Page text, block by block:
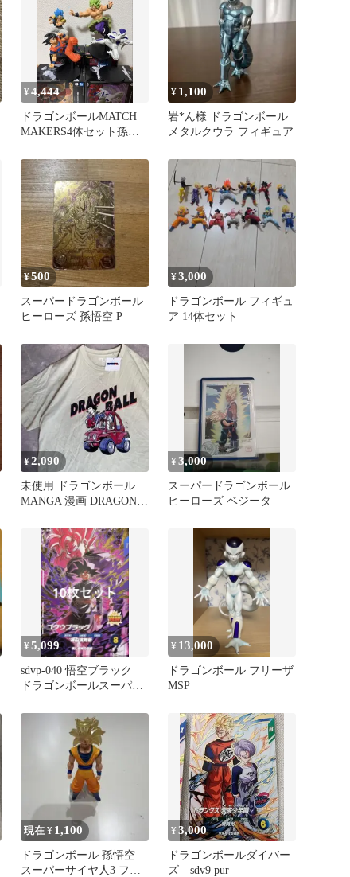
¥4,444
ドラゴンボールMATCH
MAKERS4体セット孫悟
リー
¥ 1,100
岩*ん様 ドラゴンボール
メタルクウラ フィギュア
¥500
スーパードラゴンボール
ヒーローズ 孫悟空 P
¥3,000
ドラゴンボール フィギュ
ア 14体セット
¥2,090
未使用 ドラゴンボール
MANGA 漫画 DRAGON
¥3,000
スーパードラゴンボール
ヒーローズ ベジータ
¥5,099
sdvp-040 悟空ブラック
ドラゴンボールスーパー
¥ 13,000
ドラゴンボール フリーザ
MSP
現在 ¥ 1,100
ドラゴンボール 孫悟空
スーパーサイヤ人3 フィ
¥3,000
ドラゴンボールダイバー
ズ sdv9 pur